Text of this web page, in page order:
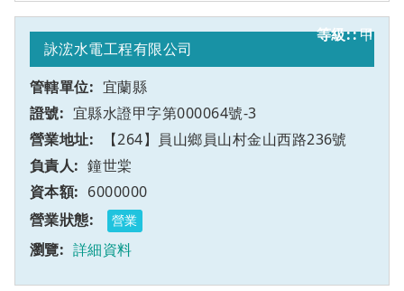
1
詠浤水電工程有限公司
宜蘭縣
宜縣水證甲字第000064號-3
【264】員山鄉員山村金山西路236號
甲
鐘世棠
6000000
營業
詳細資料